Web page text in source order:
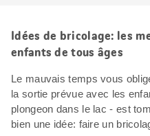
Idées de bricolage: les
enfants de tous âges
Le mauvais temps vous
la sortie prévue avec les
plongeon dans le lac - est
bien une idée: faire un